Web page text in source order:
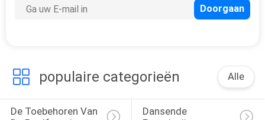
populaire categorieën Alle
De Toebehoren Van
Dansende